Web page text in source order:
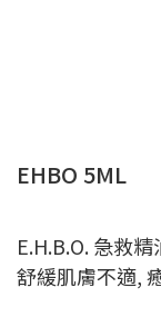
EHBO 5ML
E.H.B.O. 急救
舒緩肌膚不適,